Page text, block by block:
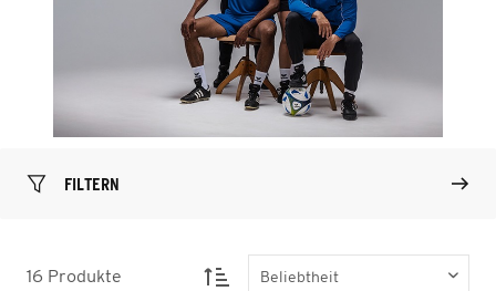
FILTERN
16 Produkte